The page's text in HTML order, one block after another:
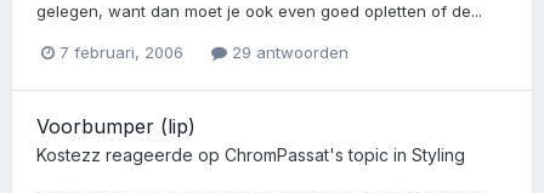
gelegen, want dan moet je ook even goed opletten of de...
7 februari, 2006 29 antwoorden
Voorbumper (lip)
Kostezz reageerde op ChromPassat's topic in Styling